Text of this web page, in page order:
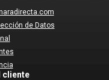
de Datos
cliente